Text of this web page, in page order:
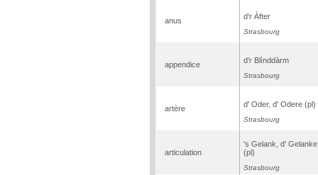
anus d'r Àfter
Strasbourg
appendice d'r Blìnddàrm
Strasbourg
artère d' Oder, d' Odere (pl)
Strasbourg
articulation
's Gelank, d' Gelanke
(pl)
Strasbourg